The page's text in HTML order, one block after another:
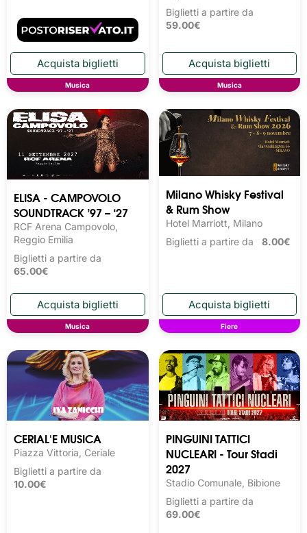
Musica
Biglietti a partire da
59.00€
Musica
ELISA - CAMPOVOLO
SOUNDTRACK ’97 – ‘27
RCF Arena Campovolo,
Reggio Emilia
Biglietti a partire da
65.00€
Musica
Milano Whisky Festival
& Rum Show
Hotel Marriott, Milano
Biglietti a partire da 8.00€
Fiere
CERIAL'E MUSICA
Piazza Vittoria, Ceriale
Biglietti a partire da
10.00€
PINGUINI TATTICI
NUCLEARI - Tour Stadi
2027
Stadio Comunale, Bibione
Biglietti a partire da
69.00€